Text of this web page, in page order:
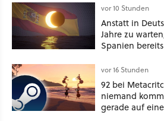
vor 10 Stunden
Anstatt in
Jahre zu
Spanien
vor 16 Stunden
92 bei
niemand
gerade auf